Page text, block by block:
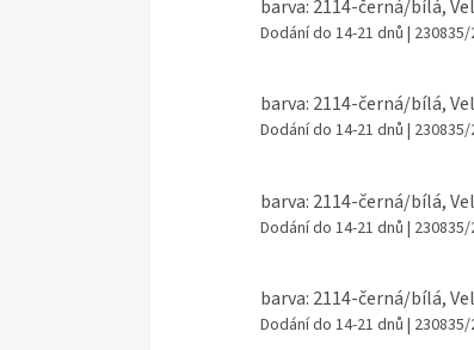
barva: 2114-černá/bílá,
Dodání do 14-21 dnů |
barva: 2114-černá/bílá,
Dodání do 14-21 dnů |
barva: 2114-černá/bílá,
Dodání do 14-21 dnů |
barva: 2114-černá/bílá,
Dodání do 14-21 dnů |